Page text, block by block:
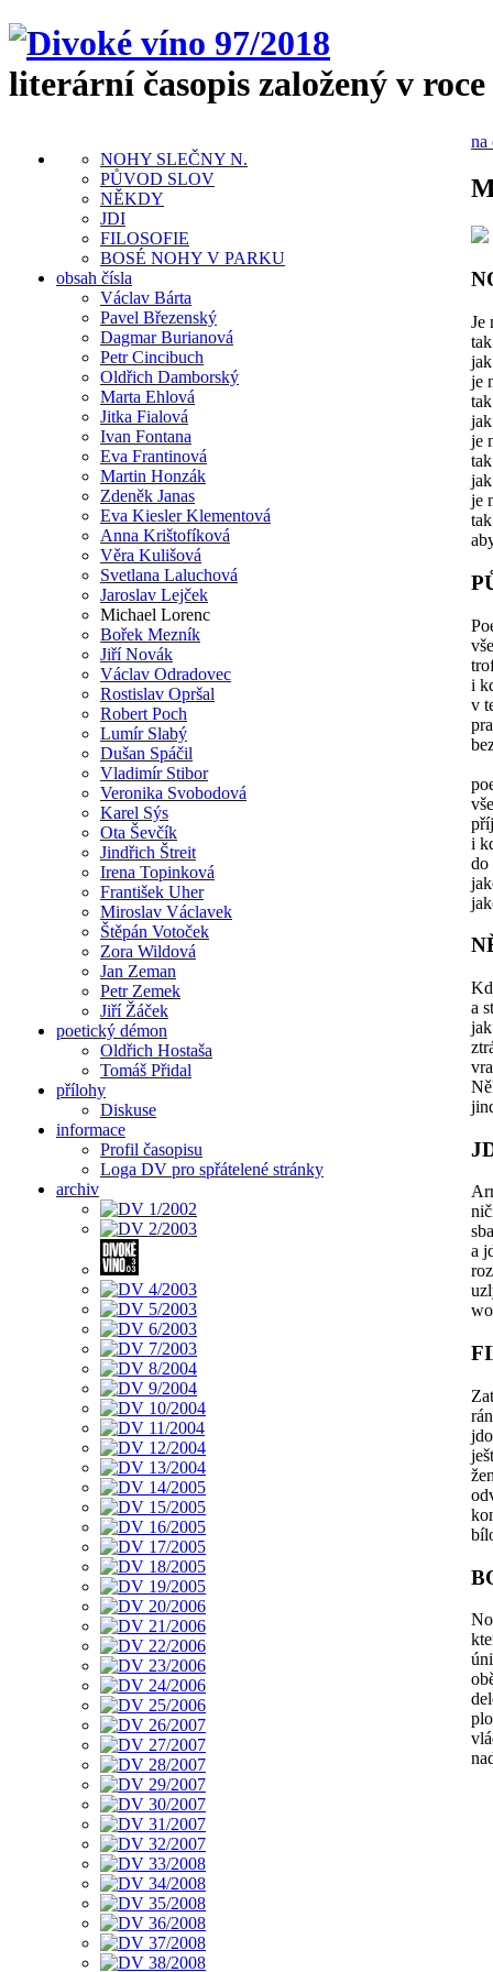
literární časopis založený v roce
NOHY SLEČNY N.
PŮVOD SLOV
NĚKDY
JDI
FILOSOFIE
BOSÉ NOHY V PARKU
obsah čísla
Václav Bárta
Pavel Březenský
Dagmar Burianová
Petr Cincibuch
Oldřich Damborský
Marta Ehlová
Jitka Fialová
Ivan Fontana
Eva Frantinová
Martin Honzák
Zdeněk Janas
Eva Kiesler Klementová
Anna Krištofíková
Věra Kulišová
Svetlana Laluchová
Jaroslav Lejček
Michael Lorenc
Bořek Mezník
Jiří Novák
Václav Odradovec
Rostislav Opršal
Robert Poch
Lumír Slabý
Dušan Spáčil
Vladimír Stibor
Veronika Svobodová
Karel Sýs
Ota Ševčík
Jindřich Štreit
Irena Topinková
František Uher
Miroslav Václavek
Štěpán Votoček
Zora Wildová
Jan Zeman
Petr Zemek
Jiří Žáček
poetický démon
Oldřich Hostaša
Tomáš Přidal
přílohy
Diskuse
informace
Profil časopisu
Loga DV pro spřátelené stránky
archiv
na
Je
je
je
je
i
v
i
do
a
a